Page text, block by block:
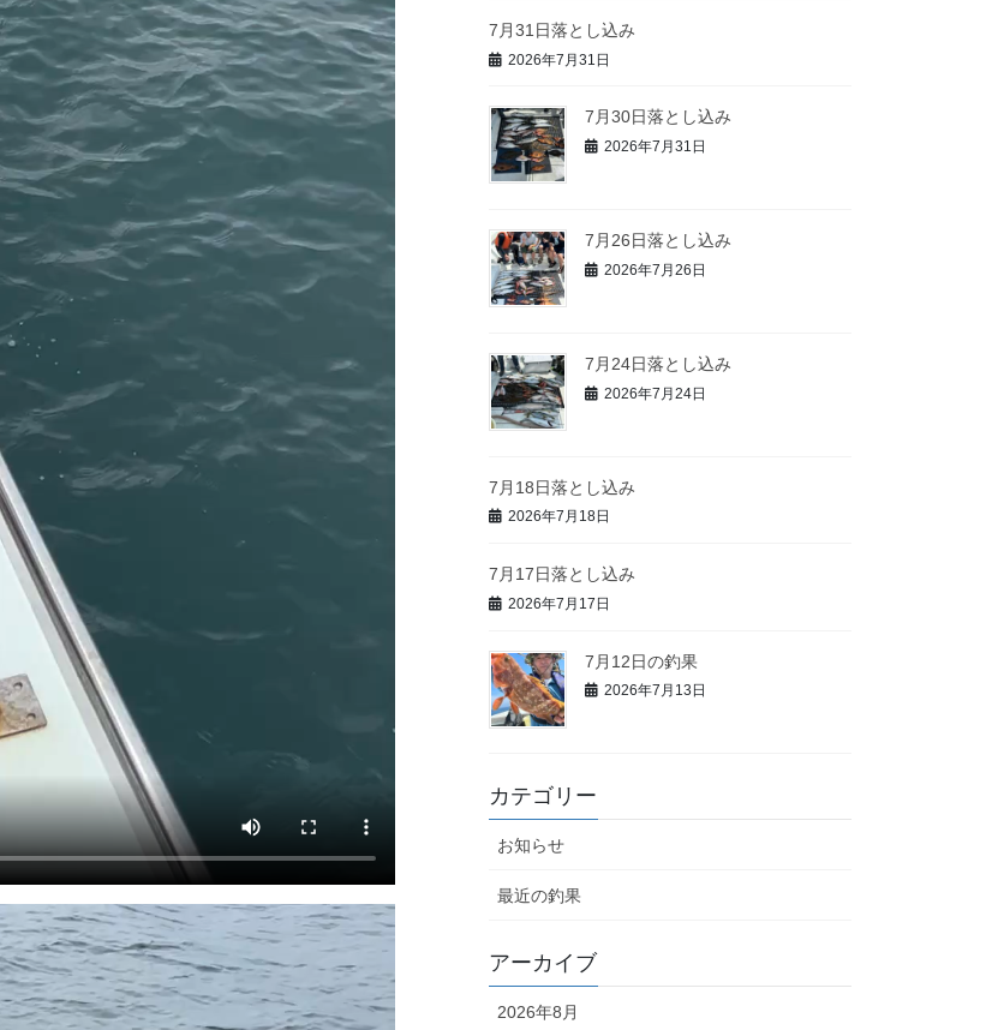
7月31日落とし込み
2026年7月31日
7月30日落とし込み
2026年7月31日
7月26日落とし込み
2026年7月26日
7月24日落とし込み
2026年7月24日
7月18日落とし込み
2026年7月18日
7月17日落とし込み
2026年7月17日
7月12日の釣果
2026年7月13日
カテゴリー
お知らせ
最近の釣果
アーカイブ
2026年8月